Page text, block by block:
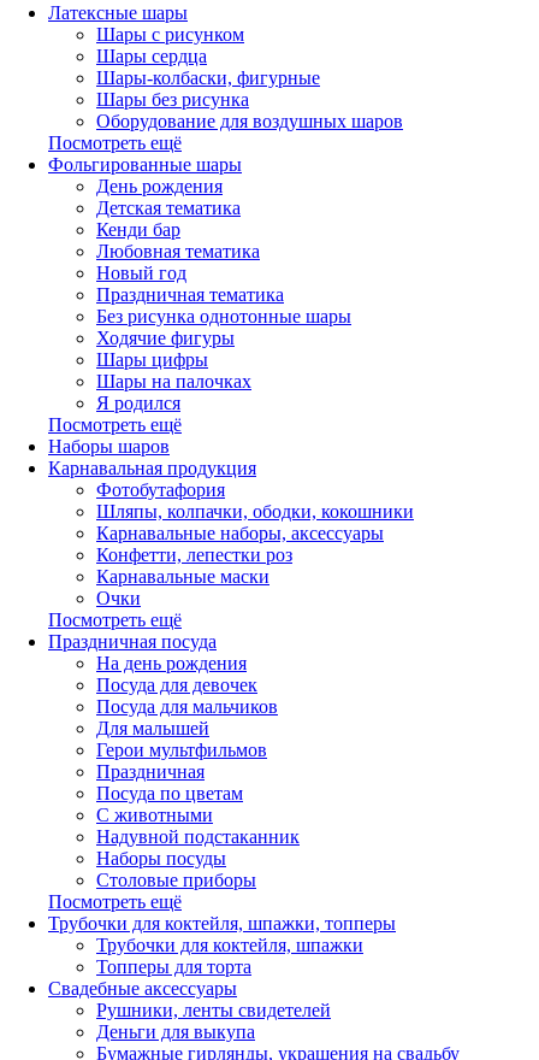
Латексные шары
Шары с рисунком
Шары сердца
Шары-колбаски, фигурные
Шары без рисунка
Оборудование для воздушных шаров
Посмотреть ещё
Фольгированные шары
День рождения
Детская тематика
Кенди бар
Любовная тематика
Новый год
Праздничная тематика
Без рисунка однотонные шары
Ходячие фигуры
Шары цифры
Шары на палочках
Я родился
Посмотреть ещё
Наборы шаров
Карнавальная продукция
Фотобутафория
Шляпы, колпачки, ободки, кокошники
Карнавальные наборы, аксессуары
Конфетти, лепестки роз
Карнавальные маски
Очки
Посмотреть ещё
Праздничная посуда
На день рождения
Посуда для девочек
Посуда для мальчиков
Для малышей
Герои мультфильмов
Праздничная
Посуда по цветам
С животными
Надувной подстаканник
Наборы посуды
Столовые приборы
Посмотреть ещё
Трубочки для коктейля, шпажки, топперы
Трубочки для коктейля, шпажки
Топперы для торта
Свадебные аксессуары
Рушники, ленты свидетелей
Деньги для выкупа
Бумажные гирлянды, украшения на свадьбу